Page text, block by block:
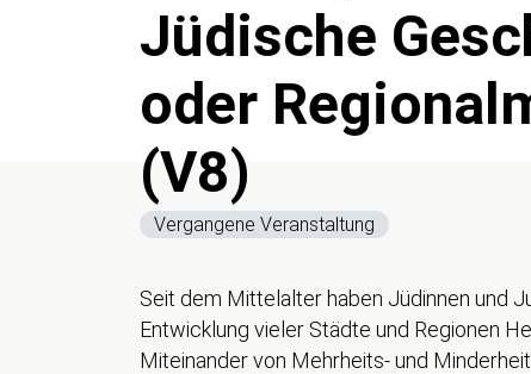
Jüdische
oder
(V8)
Vergangene Veranstaltung
Seit dem Mittelalter haben Jüdinnen und
Entwicklung vieler Städte und Regionen
Miteinander von Mehrheits- und